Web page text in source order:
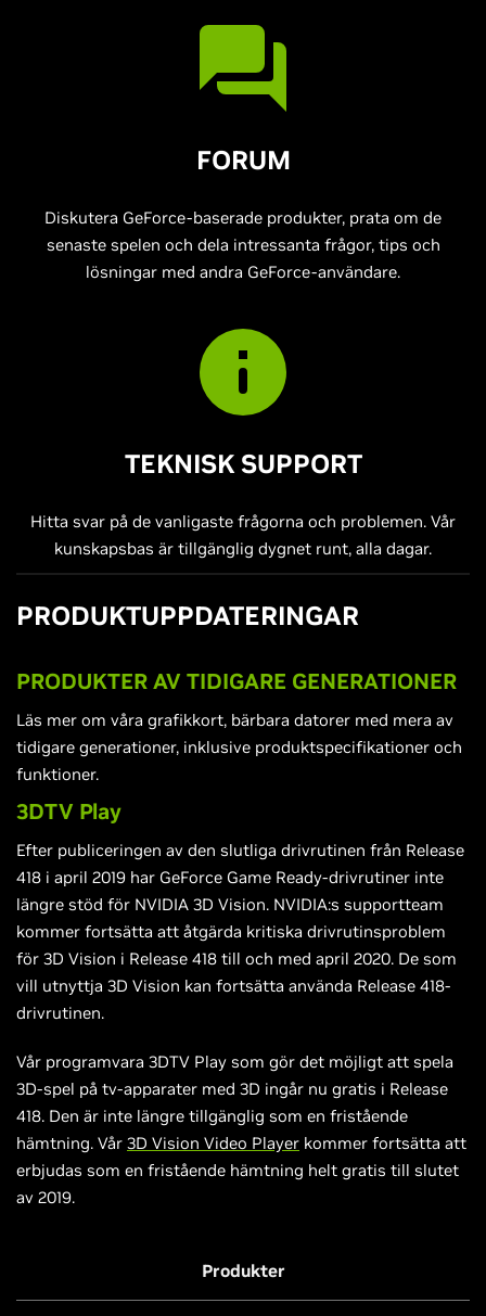
FORUM
Diskutera GeForce-baserade produkter, prata om de
senaste spelen och dela intressanta frågor, tips och
lösningar med andra GeForce-användare.
TEKNISK SUPPORT
Hitta svar på de vanligaste frågorna och problemen. Vår
kunskapsbas är tillgänglig dygnet runt, alla dagar.
PRODUKTUPPDATERINGAR
PRODUKTER AV TIDIGARE GENERATIONER
Läs mer om våra grafikkort, bärbara datorer med mera av
tidigare generationer, inklusive produktspecifikationer och
funktioner.
3DTV Play
Efter publiceringen av den slutliga drivrutinen från Release
418 i april 2019 har GeForce Game Ready-drivrutiner inte
längre stöd för NVIDIA 3D Vision. NVIDIA:s supportteam
kommer fortsätta att åtgärda kritiska drivrutinsproblem
för 3D Vision i Release 418 till och med april 2020. De som
vill utnyttja 3D Vision kan fortsätta använda Release 418-
drivrutinen.
Vår programvara 3DTV Play som gör det möjligt att spela
3D-spel på tv-apparater med 3D ingår nu gratis i Release
418. Den är inte längre tillgänglig som en fristående
hämtning. Vår 3D Vision Video Player kommer fortsätta att
erbjudas som en fristående hämtning helt gratis till slutet
av 2019.
Produkter